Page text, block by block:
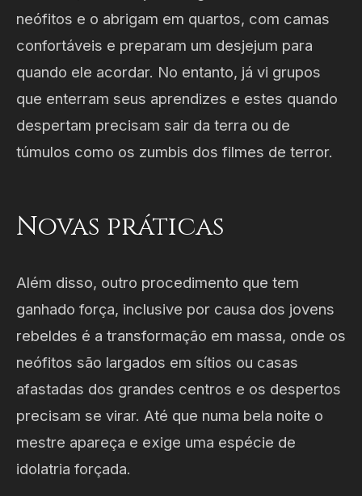
neófitos e o abrigam em quartos, com camas
confortáveis e preparam um desjejum para
quando ele acordar. No entanto, já vi grupos
que enterram seus aprendizes e estes quando
despertam precisam sair da terra ou de
túmulos como os zumbis dos filmes de terror.
Novas práticas
Além disso, outro procedimento que tem
ganhado força, inclusive por causa dos jovens
rebeldes é a transformação em massa, onde os
neófitos são largados em sítios ou casas
afastadas dos grandes centros e os despertos
precisam se virar. Até que numa bela noite o
mestre apareça e exige uma espécie de
idolatria forçada.